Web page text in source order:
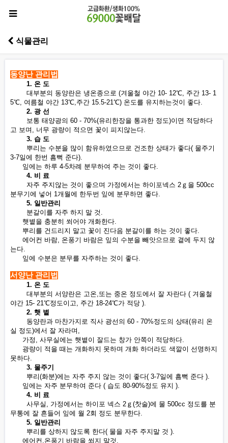
식물관리
동양난 관리법
1. 온 도
대부분의 동양란은 냉온종으로 (겨울철 야간 10- 12℃, 주간 13- 1
5℃, 여름철 야간 13℃,주간 15.5-21℃) 온도를 유지하는것이 좋다.
2. 광 선
보통 태양광의 60 - 70%(유리한장을 통과한 정도)이면 적당하다
고 보며, 너무 광량이 적으면 꽃이 피지않는다.
3. 습 도
뿌리는 수분을 많이 함유하였으므로 건조한 상태가 좋다( 물주기
3-7일에 한번 흠뻑 준다).
잎에는 하루 4-5차례 분무하여 주는 것이 좋다.
4. 비 료
자주 주지않는 것이 좋으며 가정에서는 하이포넥스 2ｇ을 500cc
분무기에 넣어 1개월에 한두번 잎에 분무하면 좋다.
5. 일반관리
분갈이를 자주 하지 말 것.
햇볕을 충분히 쐬어야 개화한다.
뿌리를 건드리지 말고 꽃이 진다음 분갈이를 하는 것이 좋다.
에어컨 바람, 온풍기 바람은 잎의 수분을 빼앗으므로 곁에 두지 않
는다.
잎에 수분은 분무를 자주하는 것이 좋다.
서양난 관리법
1. 온 도
대부분의 서양란은 고온,또는 중온 정도에서 잘 자란다 ( 겨울철
야간 15- 21℃정도이고, 주간 18-24℃가 적당 ).
2. 햇 볕
동양란과 마찬가지로 직사 광선의 60 - 70%정도의 상태(유리 온
실 정도)에서 잘 자라며,
가정, 사무실에는 햇볕이 잘드는 창가 안쪽이 적당하다.
광량이 적을 때는 개화하지 못하며 개화 하더라도 색깔이 선명하지
못하다.
3. 물주기
뿌리(화분)에는 자주 주지 않는 것이 좋다( 3-7일에 흠뻑 준다 ).
잎에는 자주 분무하여 준다 ( 습도 80-90%정도 유지 ).
4. 비 료
사무실, 가정에서는 하이포 넥스 2ｇ(찻술)에 물 500cc 정도를 분
무통에 잘 흔들어 잎에 월 2회 정도 분무한다.
5. 일반관리
뿌리를 상하지 않도록 한다( 물을 자주 주지말 것 ).
에어컨,온풍기 바람을 쐬지 말것.